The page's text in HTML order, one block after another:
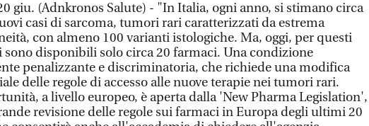
giu. (Adnkronos Salute) - "In Italia, ogni anno, si stimano circa
casi di sarcoma, tumori rari caratterizzati da estrema
con almeno 100 varianti istologiche. Ma, oggi, per questi
sono disponibili solo circa 20 farmaci. Una condizione
penalizzante e discriminatoria, che richiede una modifica
delle regole di accesso alle nuove terapie nei tumori rari.
a livello europeo, è aperta dalla 'New Pharma Legislation',
revisione delle regole sui farmaci in Europa degli ultimi 20